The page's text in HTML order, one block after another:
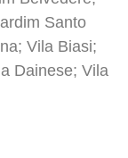
Santo
Vila Biasi;
Dainese; Vila